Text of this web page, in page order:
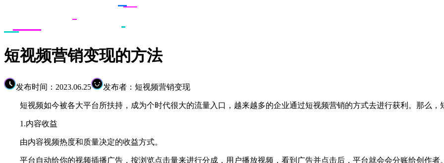
短视频营销变现的方法
发布时间：2023.06.25 发布者：短视频营销变现
短视频如今被各大平台所扶持，成为个时代很大的流量入口，越来越多的企业通过短视频营销的方式去进行获利。那么，
1.内容收益
由内容视频热度和质量决定的收益方式。
平台自动给你的视频插播广告，按浏览点击量来进行分成，用户播放视频，看到广告并点击后，平台就会会分账给创作者